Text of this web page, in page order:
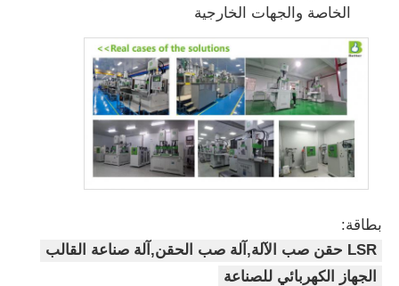
صياغة السيليكون السائل
طلاء حقن المطاط السيليكوني
الخاصة والجهات الخارجية
بطاقة:
LSR حقن صب الآلة,آلة صب الحقن,آلة صناعة القالب
الجهاز الكهربائي للصناعة